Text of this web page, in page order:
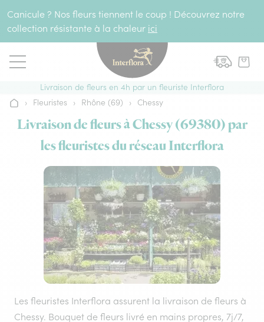
Canicule ? Nos fleurs tiennent le coup ! Découvrez notre
collection résistante à la chaleur ici
Livraison de fleurs en 4h par un fleuriste Interflora
Accueil
› Fleuristes › Rhône (69) › Chessy
Livraison de fleurs à Chessy (69380) par
les fleuristes du réseau Interflora
Les fleuristes Interflora assurent la livraison de fleurs à
Chessy. Bouquet de fleurs livré en mains propres, 7j/7,